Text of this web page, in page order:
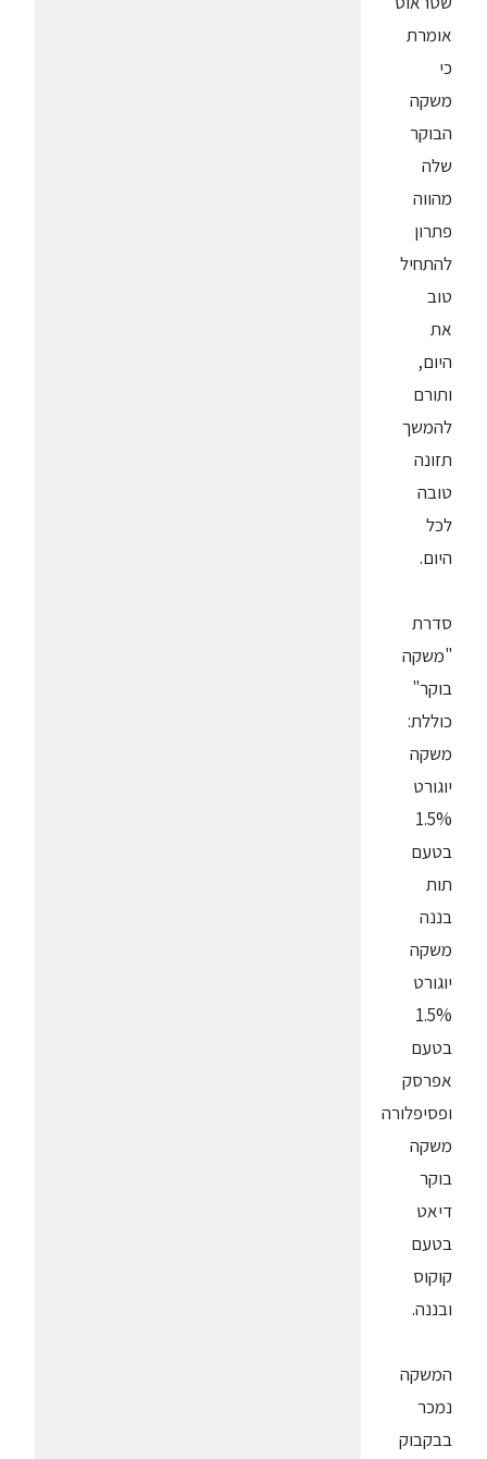
אומרת
כי
משקה
הבוקר
שלה
מהווה
פתרון
להתחיל
טוב
את
היום,
ותורם
להמשך
תזונה
טובה
לכל
היום.
סדרת
"משקה
בוקר"
כוללת:
משקה
יוגורט
1.5%
בטעם
תות
בננה
משקה
יוגורט
1.5%
בטעם
אפרסק
ופסיפלורה
משקה
בוקר
דיאט
בטעם
קוקוס
ובננה.
המשקה
נמכר
בבקבוק